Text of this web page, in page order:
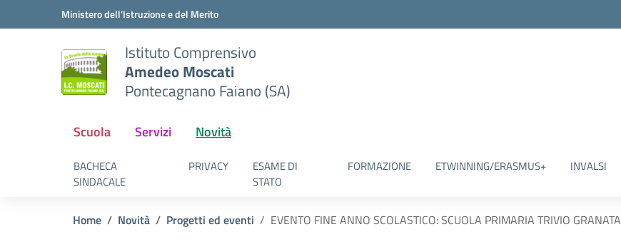
Vai ai contenuti
Vai al menu di navigazioneMinistero dell'Istruzione e del Merito
Istituto Comprensivo
Amedeo Moscati
Pontecagnano Faiano (SA)
Scuola Servizi Novità
BACHECA
SINDACALE
PRIVACY
ESAME DI
STATO
FORMAZIONE ETWINNING/ERASMUS+ INVALSI
Home Novità Progetti ed eventi EVENTO FINE ANNO SCOLASTICO: SCUOLA PRIMARIA TRIVIO GRANATA